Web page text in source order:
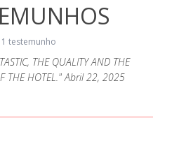
1 testemunho
THE QUALITY AND THE
THE HOTEL." Abril 22, 2025